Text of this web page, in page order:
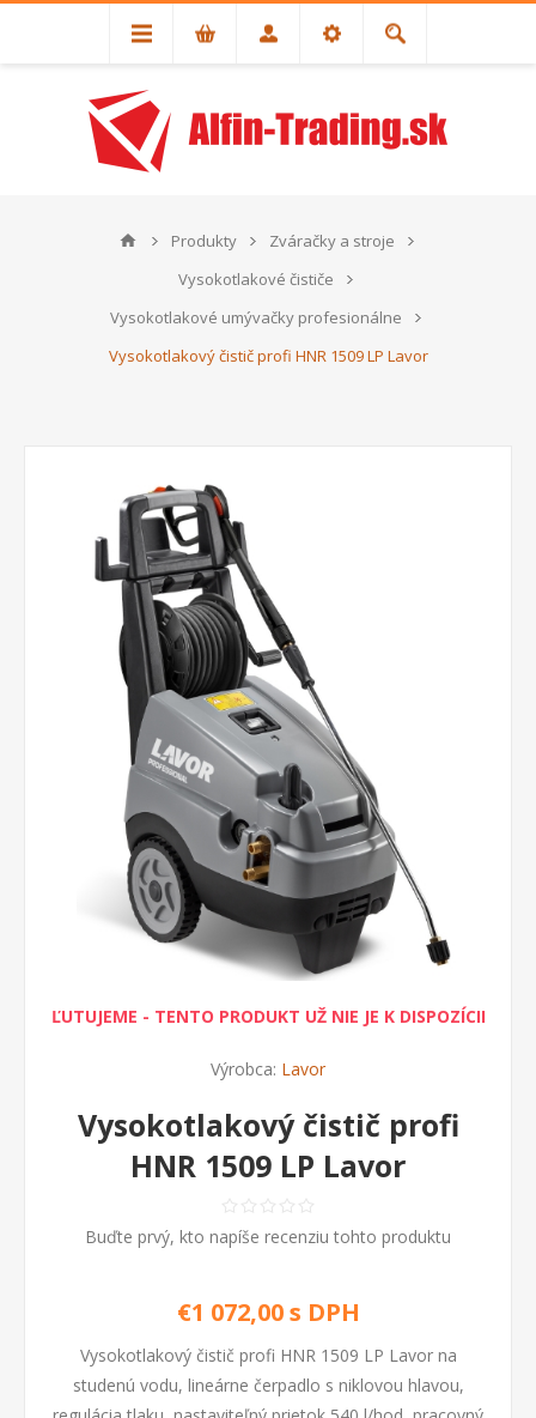
Produkty
Zváračky a stroje
Vysokotlakové čističe
Vysokotlakové umývačky profesionálne
Vysokotlakový čistič profi HNR 1509 LP Lavor
ĽUTUJEME - TENTO PRODUKT UŽ NIE JE K DISPOZÍCII
Výrobca: Lavor
Vysokotlakový čistič profi
HNR 1509 LP Lavor
Buďte prvý, kto napíše recenziu tohto produktu
€1 072,00 s DPH
Vysokotlakový čistič profi HNR 1509 LP Lavor na
studenú vodu, lineárne čerpadlo s niklovou hlavou,